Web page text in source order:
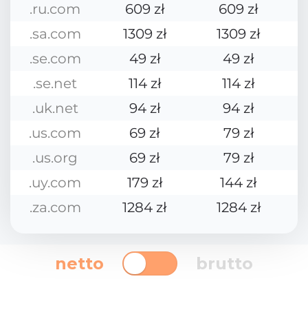
.ru.com
609 zł
609 zł
.sa.com
1309 zł 1309 zł
.se.com
49 zł
49 zł
.se.net
114 zł
114 zł
.uk.net
94 zł
94 zł
.us.com
69 zł
79 zł
.us.org
69 zł
79 zł
.uy.com
179 zł
144 zł
.za.com
1284 zł 1284 zł
netto brutto